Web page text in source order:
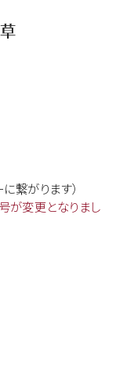
繋がります）
が変更となりまし